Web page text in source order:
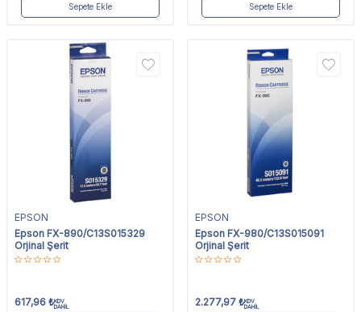
Sepete Ekle Sepete Ekle
EPSON
Epson FX-890/C13S015329
Orjinal Şerit
617,96 ₺KDV
DAHİL
EPSON
Epson FX-980/C13S015091
Orjinal Şerit
2.277,97 ₺KDV
DAHİL